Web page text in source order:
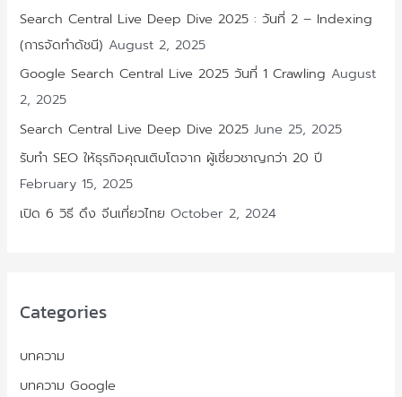
Search Central Live Deep Dive 2025 : วันที่ 2 – Indexing
(การจัดทำดัชนี) August 2, 2025
Google Search Central Live 2025 วันที่ 1 Crawling August
2, 2025
Search Central Live Deep Dive 2025 June 25, 2025
รับทำ SEO ให้ธุรกิจคุณเติบโตจาก ผู้เชี่ยวชาญกว่า 20 ปี
February 15, 2025
เปิด 6 วิธี ดึง จีนเที่ยวไทย October 2, 2024
Categories
บทความ
บทความ Google